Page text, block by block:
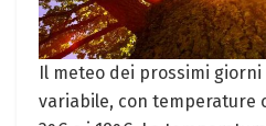
Il meteo dei prossimi
variabile, con temperature